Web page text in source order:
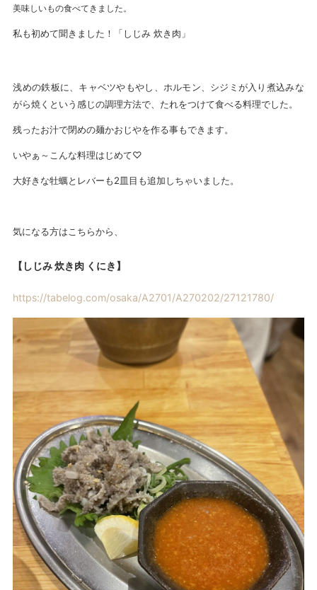
美味しいもの食べてきました。
私も初めて聞きました！「しじみ 炊き肉」
浅めの鉄板に、キャベツやもやし、ホルモン、シジミが入り煮込みな
がら焼くという感じの調理方法で、たれをつけて食べる料理でした。
残ったお汁で閉めの麺かおじやを作る事もできます。
いやぁ～こんな料理はじめて♡
大好きな牡蠣とレバーも2皿目も追加しちゃいました。
気になる方はこちらから、
【しじみ 炊き肉 くにき】
https://tabelog.com/osaka/A2701/A270202/27121780/